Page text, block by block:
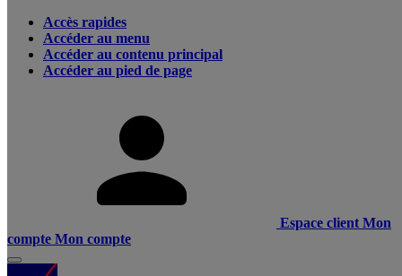
Accès rapides
Accéder au menu
Accéder au contenu principal
Accéder au pied de page
Espace client Mon
compte Mon compte